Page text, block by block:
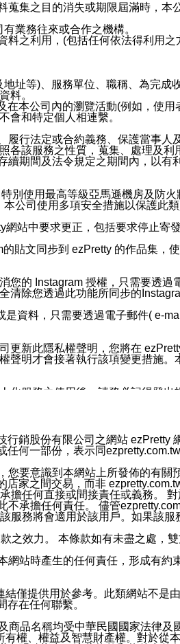
集之目的消失或期限屆滿時，本
業務往來或合作之機構。
之利用，(包括任何依法得利用
址等)、服務單位、職稱、為完
料。
本公司內的瀏覽活動(例如，使
會和特定個人相連繫。
行法定或合約義務、保護當事
該服務之性質，蒐集、處理及利
期間及法令規定之期間內，以有
使用最高等級亞馬遜機房及防
公司使用多項安全措施以保護此
站中要求更正，包括要求停止寄發
貼文同步到 ezPretty 的作品集，
的 Instagram 授權，只需要透
除您透過此功能所同步的
資料，只需要透過電子郵件( e-
新此隱私權聲明，您將在
明才會接著執行該項變更措施
服務之使用後，請務必記得登
服務之資料或電子郵件供您參
您仍可接收到通知型訊息。
的訊息皆不會被傳送。滿足以下
的通知型訊息。
銷股份有限公司之網站 ezPretty
何一部份，表示同
要意識到本網站上所發佈的有
家之間交易，而非
擔任何直接或間接責任或義務。
承擔任何責任。 儘管
務將會適用於該用戶。如果該服
效力。 本條款如有未盡之處，
站時產生的任何責任，形成有
僅提供用於參考。此類網站不是
在任何聯繫。
品名稱均受中華民國國家法律及
權、權益及智慧財產權。對於